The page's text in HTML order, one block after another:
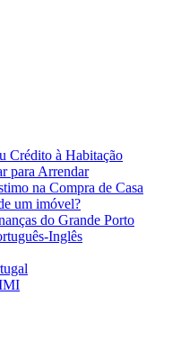
Crédito à Habitação
para Arrendar
na Compra de Casa
um imóvel?
do Grande Porto
Inglês